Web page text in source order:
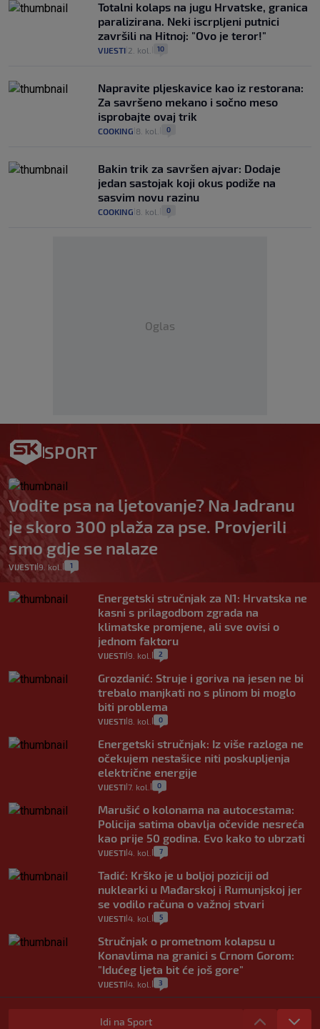
Totalni kolaps na jugu Hrvatske, granica
paralizirana. Neki iscrpljeni putnici
završili na Hitnoj: "Ovo je teror!"
VIJESTI 2. kol. 10
Napravite pljeskavice kao iz restorana:
Za savršeno mekano i sočno meso
isprobajte ovaj trik
COOKING 8. kol. 0
Bakin trik za savršen ajvar: Dodaje
jedan sastojak koji okus podiže na
sasvim novu razinu
COOKING 8. kol. 0
Oglas
SPORT
Vodite psa na ljetovanje? Na Jadranu
je skoro 300 plaža za pse. Provjerili
smo gdje se nalaze
VIJESTI|9. kol. 1
Energetski stručnjak za N1: Hrvatska ne
kasni s prilagodbom zgrada na
klimatske promjene, ali sve ovisi o
jednom faktoru
VIJESTI 9. kol. 2
Grozdanić: Struje i goriva na jesen ne bi
trebalo manjkati no s plinom bi moglo
biti problema
VIJESTI 8. kol. 0
Energetski stručnjak: Iz više razloga ne
očekujem nestašice niti poskupljenja
električne energije
VIJESTI 7. kol. 0
Marušić o kolonama na autocestama:
Policija satima obavlja očevide nesreća
kao prije 50 godina. Evo kako to ubrzati
VIJESTI 4. kol. 7
Tadić: Krško je u boljoj poziciji od
nuklearki u Mađarskoj i Rumunjskoj jer
se vodilo računa o važnoj stvari
VIJESTI 4. kol. 5
Stručnjak o prometnom kolapsu u
Konavlima na granici s Crnom Gorom:
"Idućeg ljeta bit će još gore"
VIJESTI 4. kol. 3
Iz Hrvatske u Italiju može se i preko
mora. Provjerili smo brodske linije i
Idi na Sport